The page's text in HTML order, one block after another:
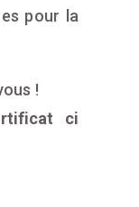
pour la
!
ci